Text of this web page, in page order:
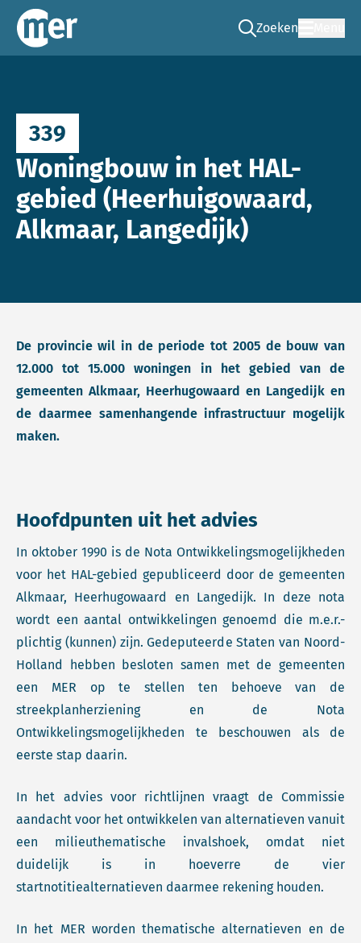
Commissie mer
Zoeken
Ga naar de zoek
339
Woningbouw in het HAL-
gebied (Heerhuigowaard,
Alkmaar, Langedijk)
De provincie wil in de periode tot 2005 de bouw van
12.000 tot 15.000 woningen in het gebied van de
gemeenten Alkmaar, Heerhugowaard en Langedijk en
de daarmee samenhangende infrastructuur mogelijk
maken.
Hoofdpunten uit het advies
In oktober 1990 is de Nota Ontwikkelingsmogelijkheden
voor het HAL-gebied gepubliceerd door de gemeenten
Alkmaar, Heerhugowaard en Langedijk. In deze nota
wordt een aantal ontwikkelingen genoemd die m.e.r.-
plichtig (kunnen) zijn. Gedeputeerde Staten van Noord-
Holland hebben besloten samen met de gemeenten
een MER op te stellen ten behoeve van de
streekplanherziening en de Nota
Ontwikkelingsmogelijkheden te beschouwen als de
eerste stap daarin.
In het advies voor richtlijnen vraagt de Commissie
aandacht voor het ontwikkelen van alternatieven vanuit
een milieuthematische invalshoek, omdat niet
duidelijk is in hoeverre de vier
startnotitiealternatieven daarmee rekening houden.
In het MER worden thematische alternatieven en de